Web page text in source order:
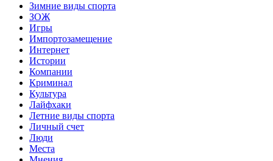
Зимние виды спорта
ЗОЖ
Игры
Импортозамещение
Интернет
Истории
Компании
Криминал
Культура
Лайфхаки
Летние виды спорта
Личный счет
Люди
Места